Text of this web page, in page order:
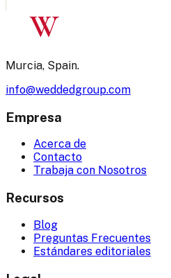
W
Murcia, Spain.
info@weddedgroup.com
Empresa
Acerca de
Contacto
Trabaja con Nosotros
Recursos
Blog
Preguntas Frecuentes
Estándares editoriales